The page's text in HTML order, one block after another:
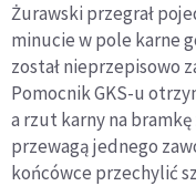
Żurawski przegrał
minucie w pole karne
został nieprzepisowo
Pomocnik GKS-u
a rzut karny na bramkę
przewagą jednego
końcówce przechylić